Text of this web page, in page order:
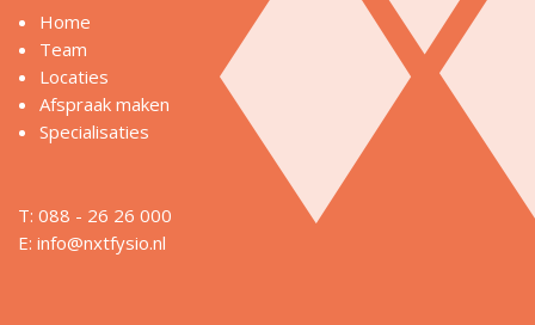
Home
Team
Locaties
Afspraak maken
Specialisaties
T: 088 - 26 26 000
E: info@nxtfysio.nl